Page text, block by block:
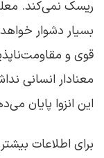
ریسک نمی‌کند.
بسیار دشوار
قوی و
معنادار انسانی
این انزوا پایان
برای اطلاعات